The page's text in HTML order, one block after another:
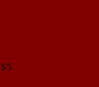
S5